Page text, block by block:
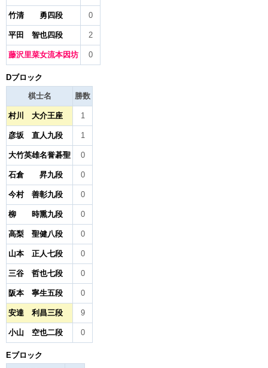
竹清 勇四段 0
平田 智也四段 2
藤沢里菜女流本因坊 0
Dブロック
棋士名 勝数
村川 大介王座 1
彦坂 直人九段 1
大竹英雄名誉碁聖 0
石倉 昇九段 0
今村 善彰九段 0
柳 時熏九段 0
高梨 聖健八段 0
山本 正人七段 0
三谷 哲也七段 0
阪本 寧生五段 0
安達 利昌三段 9
小山 空也二段 0
Eブロック